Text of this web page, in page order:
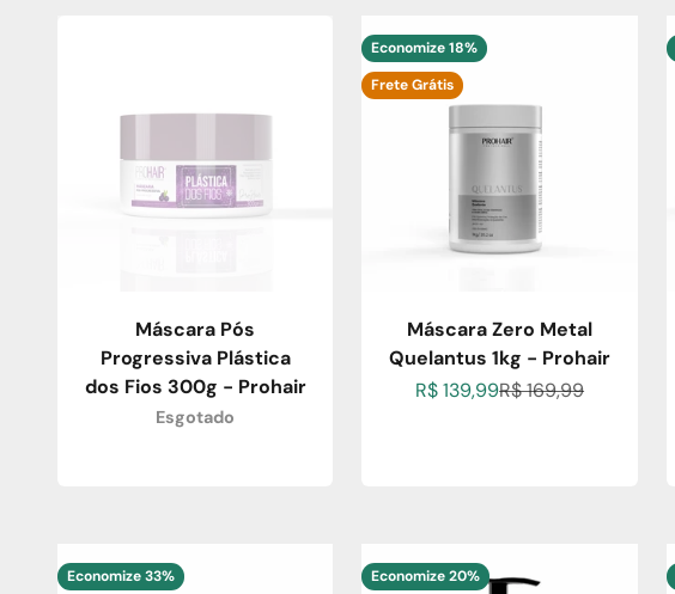
Máscara Pós
Progressiva Plástica
dos Fios 300g - Prohair
Esgotado
Economize 18%
Frete Grátis
Máscara Zero Metal
Quelantus 1kg - Prohair
Preço promocional
R$ 139,99Preço normal
R$ 169,99
Economize 33% Economize 20%